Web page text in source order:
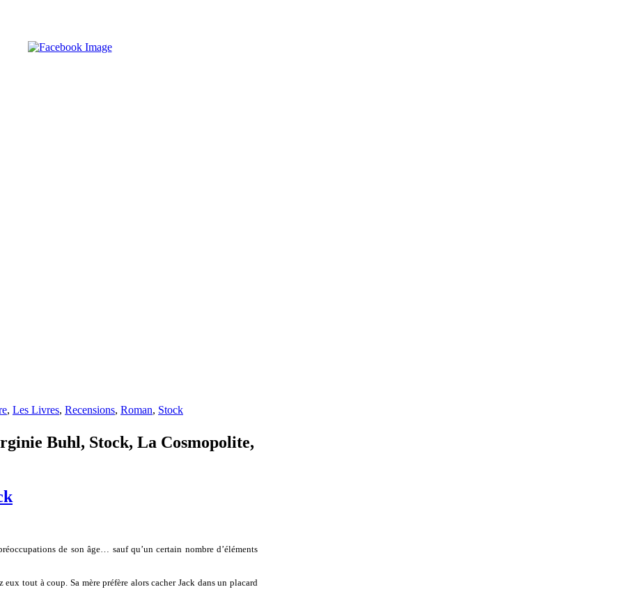
, Les Livres, Recensions, Roman, Stock
Buhl, Stock, La Cosmopolite,
de son âge… sauf qu’un certain nombre d’éléments
tout à coup. Sa mère préfère alors cacher Jack dans un placard